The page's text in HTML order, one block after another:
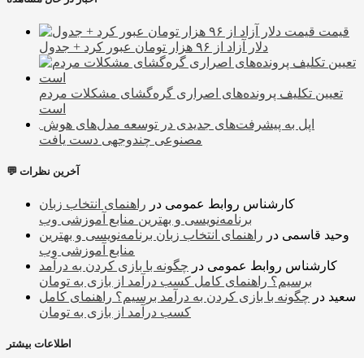
قیمت
دلار آزاد از ۹۶ هزار تومان عبور کرد + جدول
تعیین تکلیف پرونده‌های اصراری گره‌گشای مشکلات مردم
است
اپل به پیشرفت‌‌های جدیدی در توسعه مدل‌های هوش
مصنوعی چندوجهی دست یافت
💬 آخرین نظرات
کارشناس روابط عمومی در راهنمای انتخاب زبان
برنامه‌نویسی و بهترین منابع آموزشی وب
وحید قاسمی در راهنمای انتخاب زبان برنامه‌نویسی و بهترین
منابع آموزشی وب
کارشناس روابط عمومی در چگونه با بازی کردن به درآمد
برسیم؟ راهنمای کامل کسب درآمد از بازی به تومان
سعید در چگونه با بازی کردن به درآمد برسیم؟ راهنمای کامل
کسب درآمد از بازی به تومان
اطلاعات بیشتر